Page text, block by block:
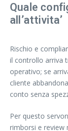
Quale
all’attivita’
Rischio e
il controllo arriva
operativo; se
cliente
conto senza
Per questo
rimborsi e review